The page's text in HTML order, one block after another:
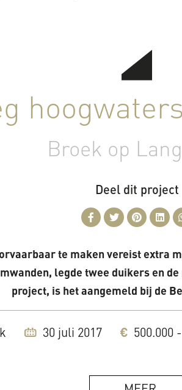
Broek op
Deel dit project
te maken vereist extra
legde twee duikers en
project, is het aangemeld bij de
30 juli 2017 500.000